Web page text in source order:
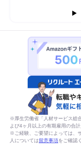
※厚生労働省「人材サービス総
よび4ヶ月以上の有期雇用の合
※ご経験、ご要望によっては、
人については留意事項をご確認